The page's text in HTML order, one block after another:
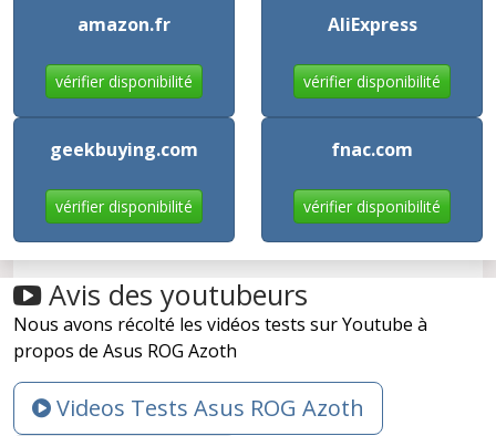
amazon.fr
vérifier disponibilité
AliExpress
vérifier disponibilité
geekbuying.com
vérifier disponibilité
fnac.com
vérifier disponibilité
Avis des youtubeurs
Nous avons récolté les vidéos tests sur Youtube à
propos de Asus ROG Azoth
Videos Tests Asus ROG Azoth